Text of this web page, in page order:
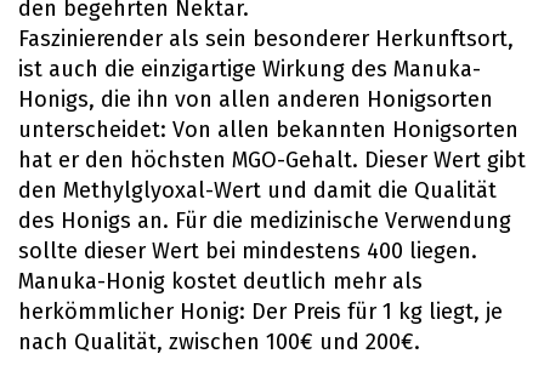
den begehrten Nektar.
Faszinierender als sein besonderer Herkunftsort,
ist auch die einzigartige Wirkung des Manuka-
Honigs, die ihn von allen anderen Honigsorten
unterscheidet: Von allen bekannten Honigsorten
hat er den höchsten MGO-Gehalt. Dieser Wert gibt
den Methylglyoxal-Wert und damit die Qualität
des Honigs an. Für die medizinische Verwendung
sollte dieser Wert bei mindestens 400 liegen.
Manuka-Honig kostet deutlich mehr als
herkömmlicher Honig: Der Preis für 1 kg liegt, je
nach Qualität, zwischen 100€ und 200€.